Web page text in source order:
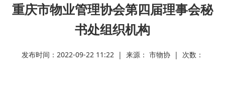
重庆市物业管理协会第四届理事会秘
书处组织机构
发布时间：2022-09-22 11:22 | 来源： 市物协 | 次数：